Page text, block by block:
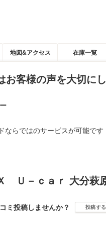
地図&アクセス 在庫一覧
お客様の声を大切に
ならではのサービスが可能です
Ｕ－ｃａｒ 大分萩
ミ投稿しませんか？ 投稿する